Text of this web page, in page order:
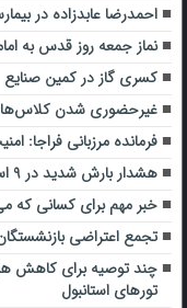
احمدرضا عابدزاده در
نماز جمعه روز قدس به
کسری گاز در کمین صنایع
غیرحضوری شدن کلاس‌های
فرمانده مرزبانی فراجا:
هشدار بارش شدید در ۹ استان کشور
خبر مهم برای کسانی که
تجمع اعتراضی
چند توصیه برای کاهش
تورهای استانبول